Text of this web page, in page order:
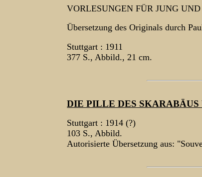
VORLESUNGEN FÜR JUNG
Übersetzung des Originals durch
Stuttgart : 1911
377 S., Abbild., 21 cm.
DIE PILLE DES
Stuttgart : 1914 (?)
103 S., Abbild.
Autorisierte Übersetzung aus: